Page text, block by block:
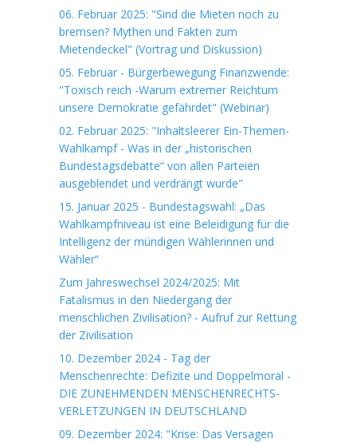
06. Februar 2025: "Sind die Mieten noch zu
bremsen? Mythen und Fakten zum
Mietendeckel" (Vortrag und Diskussion)
05. Februar - Bürgerbewegung Finanzwende:
"Toxisch reich -Warum extremer Reichtum
unsere Demokratie gefährdet" (Webinar)
02. Februar 2025: "Inhaltsleerer Ein-Themen-
Wahlkampf - Was in der „historischen
Bundestagsdebatte“ von allen Parteien
ausgeblendet und verdrängt wurde"
15. Januar 2025 - Bundestagswahl: „Das
Wahlkampfniveau ist eine Beleidigung für die
Intelligenz der mündigen Wählerinnen und
Wähler“
Zum Jahreswechsel 2024/2025: Mit
Fatalismus in den Niedergang der
menschlichen Zivilisation? - Aufruf zur Rettung
der Zivilisation
10. Dezember 2024 - Tag der
Menschenrechte: Defizite und Doppelmoral -
DIE ZUNEHMENDEN MENSCHENRECHTS-
VERLETZUNGEN IN DEUTSCHLAND
09. Dezember 2024: "Krise: Das Versagen